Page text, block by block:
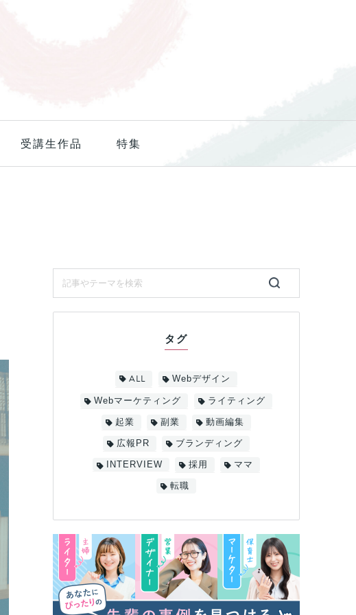
受講生作品 特集
タグ
ALL Webデザイン
Webマーケティング ライティング
起業 副業 動画編集
広報PR ブランディング
INTERVIEW 採用 ママ
転職